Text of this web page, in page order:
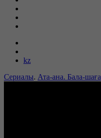
kz
Сериалы. Ата-ана. Бала-шаға